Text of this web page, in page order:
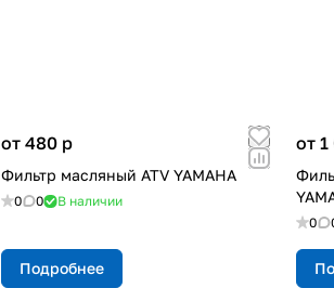
от 480 p
Фильтр масляный ATV YAMAHA
0 0 В наличии
Подробнее
от
0